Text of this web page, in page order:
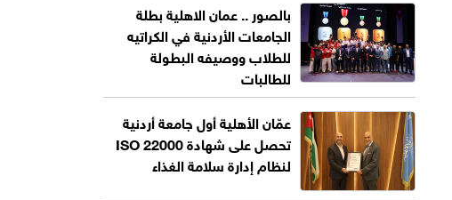
بالصور .. عمان الاهلية بطلة
الجامعات الأردنية في الكراتيه
للطلاب ووصيفه البطولة
للطالبات
عمّان الأهلية أول جامعة أردنية
تحصل على شهادة ISO 22000
لنظام إدارة سلامة الغذاء